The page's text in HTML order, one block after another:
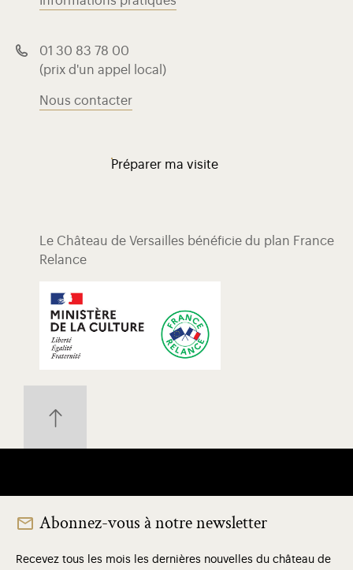
01 30 83 78 00
(prix d'un appel local)
Nous contacter
Préparer ma visite
Le Château de Versailles bénéficie du plan France
Relance
Abonnez-vous à notre newsletter
Recevez tous les mois les dernières nouvelles du château de